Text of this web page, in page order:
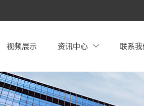
视频展示 资讯中心 联系我